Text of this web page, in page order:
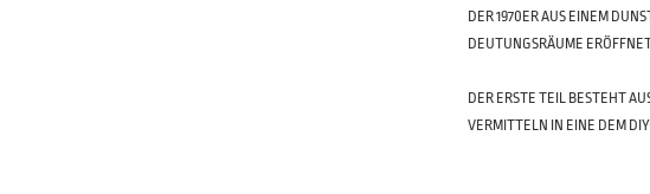
DER 1970ER AUS EINEM
DEUTUNGSRÄUME
DER ERSTE TEIL BESTEHT
VERMITTELN IN EINE DEM